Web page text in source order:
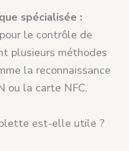
spécialisée :
le contrôle de
plusieurs méthodes
la reconnaissance
ou la carte NFC.
est-elle utile ?